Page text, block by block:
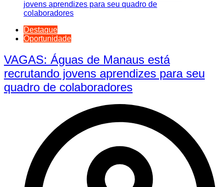
Destaque
Oportunidade
VAGAS: Águas de Manaus está
recrutando jovens aprendizes para seu
quadro de colaboradores